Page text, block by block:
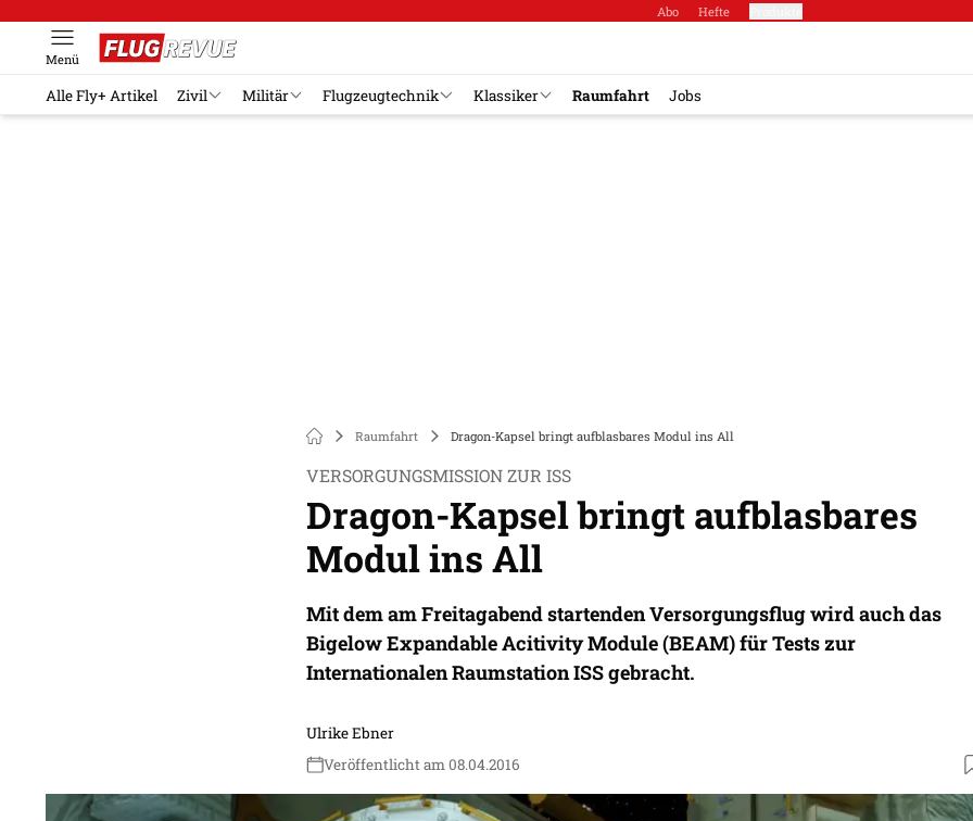
Abo Hefte
Menü
Alle Fly+ Artikel Zivil Militär Flugzeugtechnik Klassiker Raumfahrt Jobs
Raumfahrt Dragon-Kapsel bringt aufblasbares Modul ins All
VERSORGUNGSMISSION ZUR ISS
Dragon-Kapsel bringt aufblasbares
Modul ins All
Mit dem am Freitagabend startenden Versorgungsflug wird auch das
Bigelow Expandable Acitivity Module (BEAM) für Tests zur
Internationalen Raumstation ISS gebracht.
Ulrike Ebner
Veröffentlicht am 08.04.2016